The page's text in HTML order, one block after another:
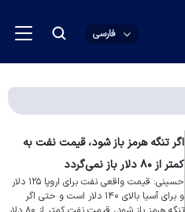
فارسی
اگر تنگه هرمز باز شود، قیمت نفت به
کمتر از ۸۰ دلار باز نمی‌گردد
حسینی: قیمت واقعی نفت برای اروپا ۱۲۵ دلار
و برای آسیا بالای ۱۴۰ دلار است و حتی اگر